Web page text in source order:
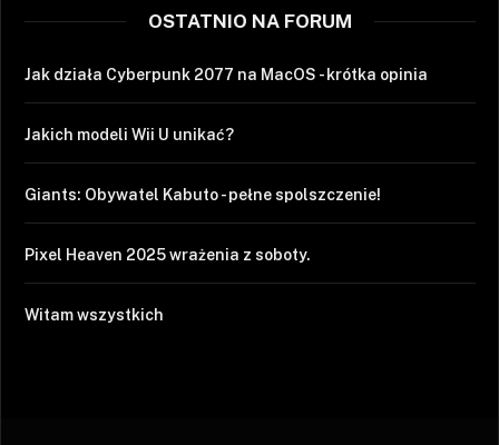
OSTATNIO NA FORUM
Jak działa Cyberpunk 2077 na MacOS - krótka opinia
Jakich modeli Wii U unikać?
Giants: Obywatel Kabuto - pełne spolszczenie!
Pixel Heaven 2025 wrażenia z soboty.
Witam wszystkich